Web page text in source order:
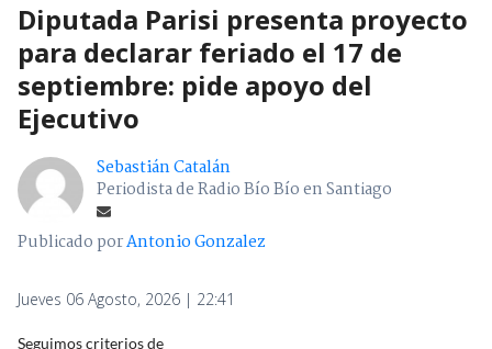
Diputada Parisi presenta proyecto
para declarar feriado el 17 de
septiembre: pide apoyo del
Ejecutivo
Sebastián Catalán
Periodista de Radio Bío Bío en Santiago
Publicado porAntonio Gonzalez
Jueves 06 Agosto, 2026 | 22:41
Seguimos criterios de